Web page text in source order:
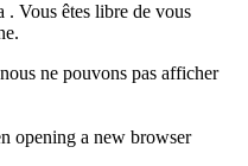
. Vous êtes libre de vous
ne pouvons pas afficher
opening a new browser